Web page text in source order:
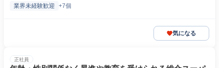
業界未経験歓迎 +7個
気になる
正社員